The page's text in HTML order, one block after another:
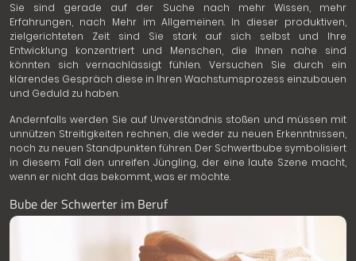
Sie sind gerade auf der Suche nach mehr Wissen, mehr
Erfahrungen, nach Mehr im Allgemeinen. In dieser produktiven,
zielgerichteten Zeit sind Sie stark auf sich selbst und Ihre
Entwicklung konzentriert und Menschen, die Ihnen nahe sind
könnten sich vernachlässigt fühlen. Versuchen Sie durch ein
klärendes Gespräch diese in Ihren Wachstumsprozess einzubauen
und Geduld zu haben.
Andernfalls werden Sie auf Unverständnis stoßen und müssen mit
unnützen Streitigkeiten rechnen, die weder zu neuen Erkenntnissen,
noch zu neuen Standpunkten führen. Der Schwertbube symbolisiert
in diesem Fall den unreifen Jüngling, der eine laute Szene macht,
wenn er nicht das bekommt, was er möchte.
Bube der Schwerter im Beruf